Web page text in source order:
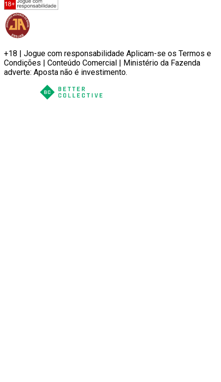
+18 | Jogue com responsabilidade Aplicam-se os Termos e
Condições | Conteúdo Comercial | Ministério da Fazenda
adverte: Aposta não é investimento.